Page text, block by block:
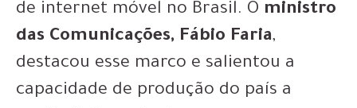
de internet móvel no Brasil. O ministro
das Comunicações, Fábio Faria,
destacou esse marco e salientou a
capacidade de produção do país a